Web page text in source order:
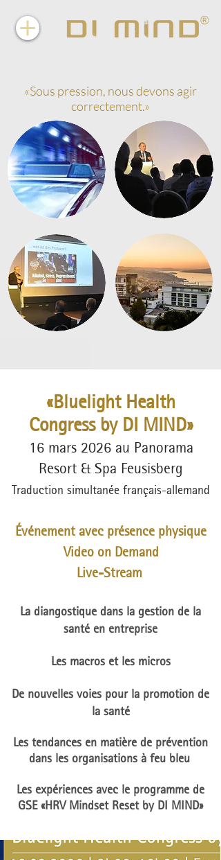
«Sous pression, nous devons agir
correctement.»
«Bluelight Health
Congress by DI MIND»
16 mars 2026 au Panorama
Resort & Spa Feusisberg
Traduction simultanée français-allemand
Événement avec présence physique
Video on Demand
Live-Stream
La diangostique dans la gestion de la
santé en entreprise​
Les macros et les micros
De nouvelles voies pour la promotion de
la santé
Les tendances en matière de prévention
dans les organisations à feu bleu
Les expériences avec le programme de
GSE «HRV Mindset Reset by DI MIND»